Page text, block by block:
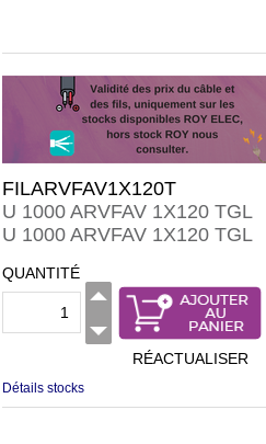
FILARVFAV1X120T
U 1000 ARVFAV 1X120 TGL
U 1000 ARVFAV 1X120 TGL
QUANTITÉ
RÉACTUALISER
Détails stocks